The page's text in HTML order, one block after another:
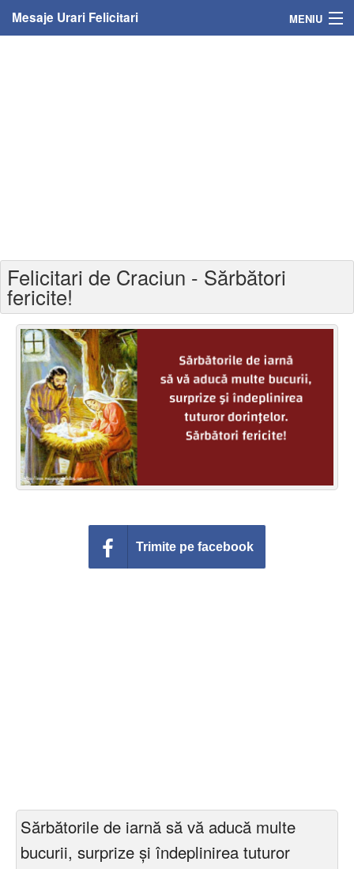
Mesaje Urari Felicitari MENIU
Felicitari varsta
Felicitari zilele anului
Felicitari zile saptamana
Felicitari muzicale
Felicitari muzicale personalizate
Felicitari animate
Conecteaza-te
Felicitari de Craciun - Sărbători
fericite!
Trimite pe facebook
Sărbătorile de iarnă să vă aducă multe
bucurii, surprize şi îndeplinirea tuturor